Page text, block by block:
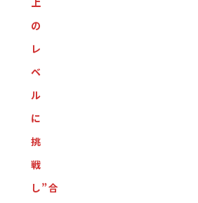
の
レ
ベ
ル
に
挑
戦
し”合